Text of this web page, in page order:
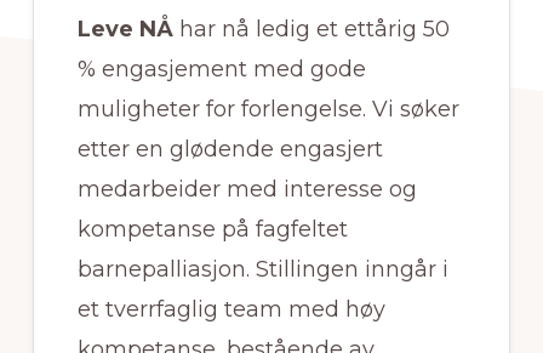
Leve NÅhar nå ledig et ettårig 50
% engasjement med gode
muligheter for forlengelse. Vi søker
etter en glødende engasjert
medarbeider med interesse og
kompetanse på fagfeltet
barnepalliasjon. Stillingen inngår i
et tverrfaglig team med høy